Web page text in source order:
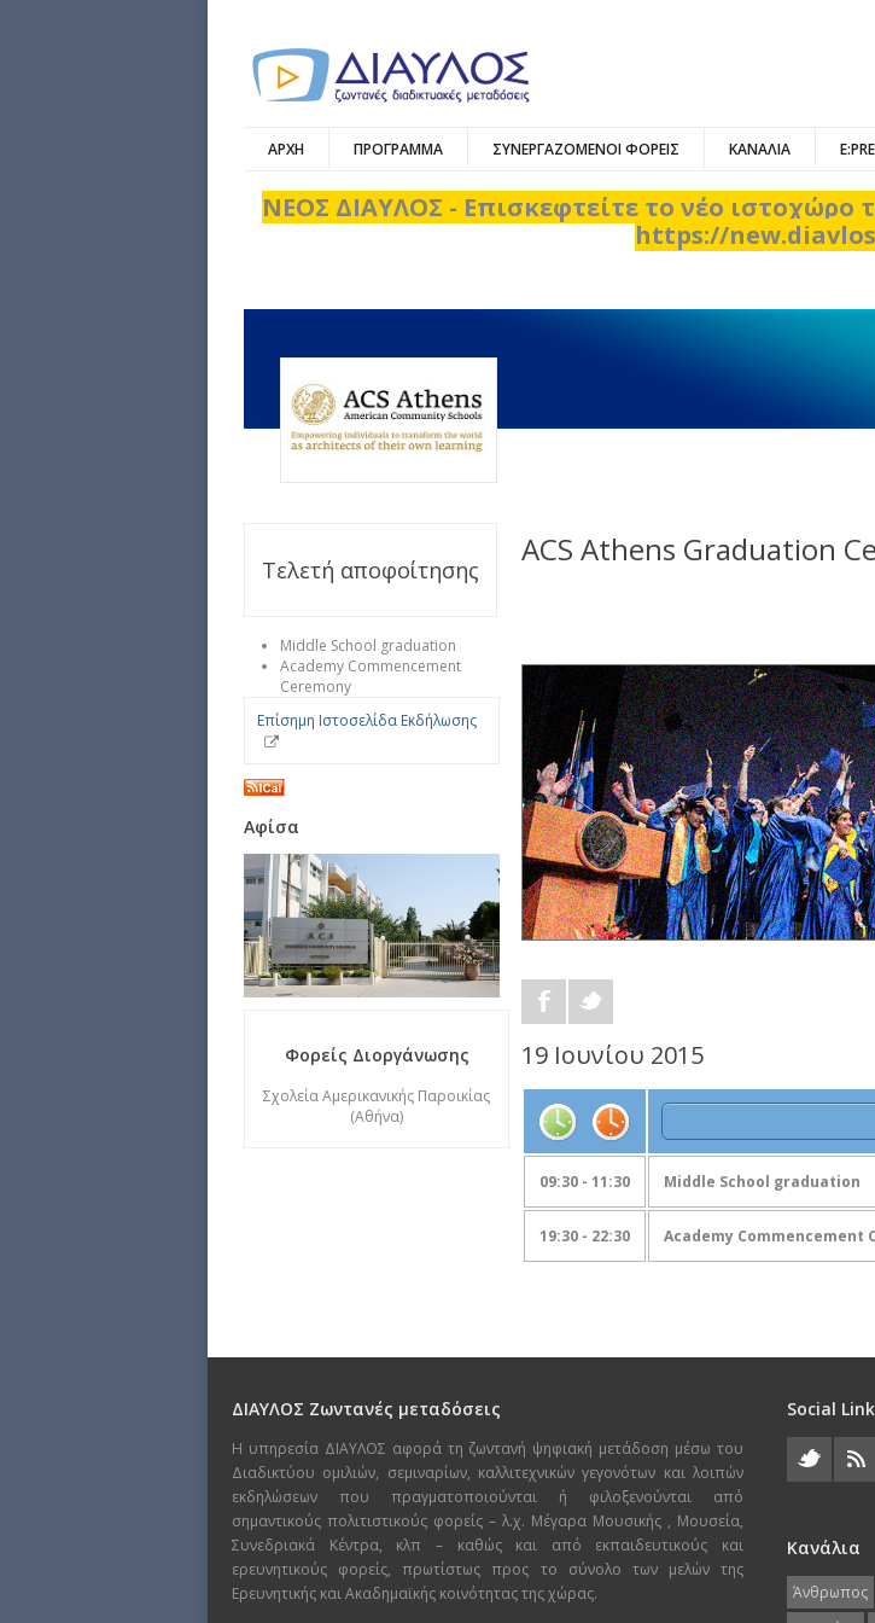
ΑΡΧΗ ΠΡΟΓΡΑΜΜΑ ΣΥΝΕΡΓΑΖΟΜΕΝΟΙ ΦΟΡΕΙΣ ΚΑΝΑΛΙΑ
ΝΕΟΣ ΔΙΑΥΛΟΣ - Επισκεφτείτε το νέο
https://
ACS Athens Graduation
Τελετή αποφοίτησης
Middle School graduation
Academy Commencement
Ceremony
Επίσημη Ιστοσελίδα Εκδήλωσης
Αφίσα
Φορείς Διοργάνωσης
Σχολεία Αμερικανικής Παροικίας
(Αθήνα)
19 Ιουνίου 2015
09:30 - 11:30 Middle School graduation
19:30 - 22:30 Academy Commencement
ΔΙΑΥΛΟΣ Ζωντανές μεταδόσεις
Η υπηρεσία ΔΙΑΥΛΟΣ αφορά τη ζωντανή ψηφιακή μετάδοση μέσω του
Διαδικτύου ομιλιών, σεμιναρίων, καλλιτεχνικών γεγονότων και λοιπών
εκδηλώσεων που πραγματοποιούνται ή φιλοξενούνται από
σημαντικούς πολιτιστικούς φορείς – λ.χ. Μέγαρα Μουσικής , Μουσεία,
Συνεδριακά Κέντρα, κλπ – καθώς και από εκπαιδευτικούς και
ερευνητικούς φορείς, πρωτίστως προς το σύνολο των μελών της
Ερευνητικής και Ακαδημαϊκής κοινότητας της χώρας.
Social
Κανάλια
Άνθρωπος